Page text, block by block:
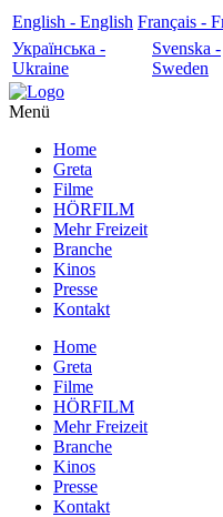
English - English Français -
Українська -
Ukraine
Svenska -
Sweden
Menü
Home
Greta
Filme
HÖRFILM
Mehr Freizeit
Branche
Kinos
Presse
Kontakt
Home
Greta
Filme
HÖRFILM
Mehr Freizeit
Branche
Kinos
Presse
Kontakt